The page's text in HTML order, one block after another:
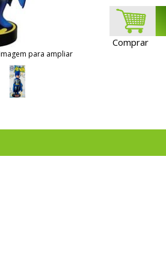
para ampliar
Comprar